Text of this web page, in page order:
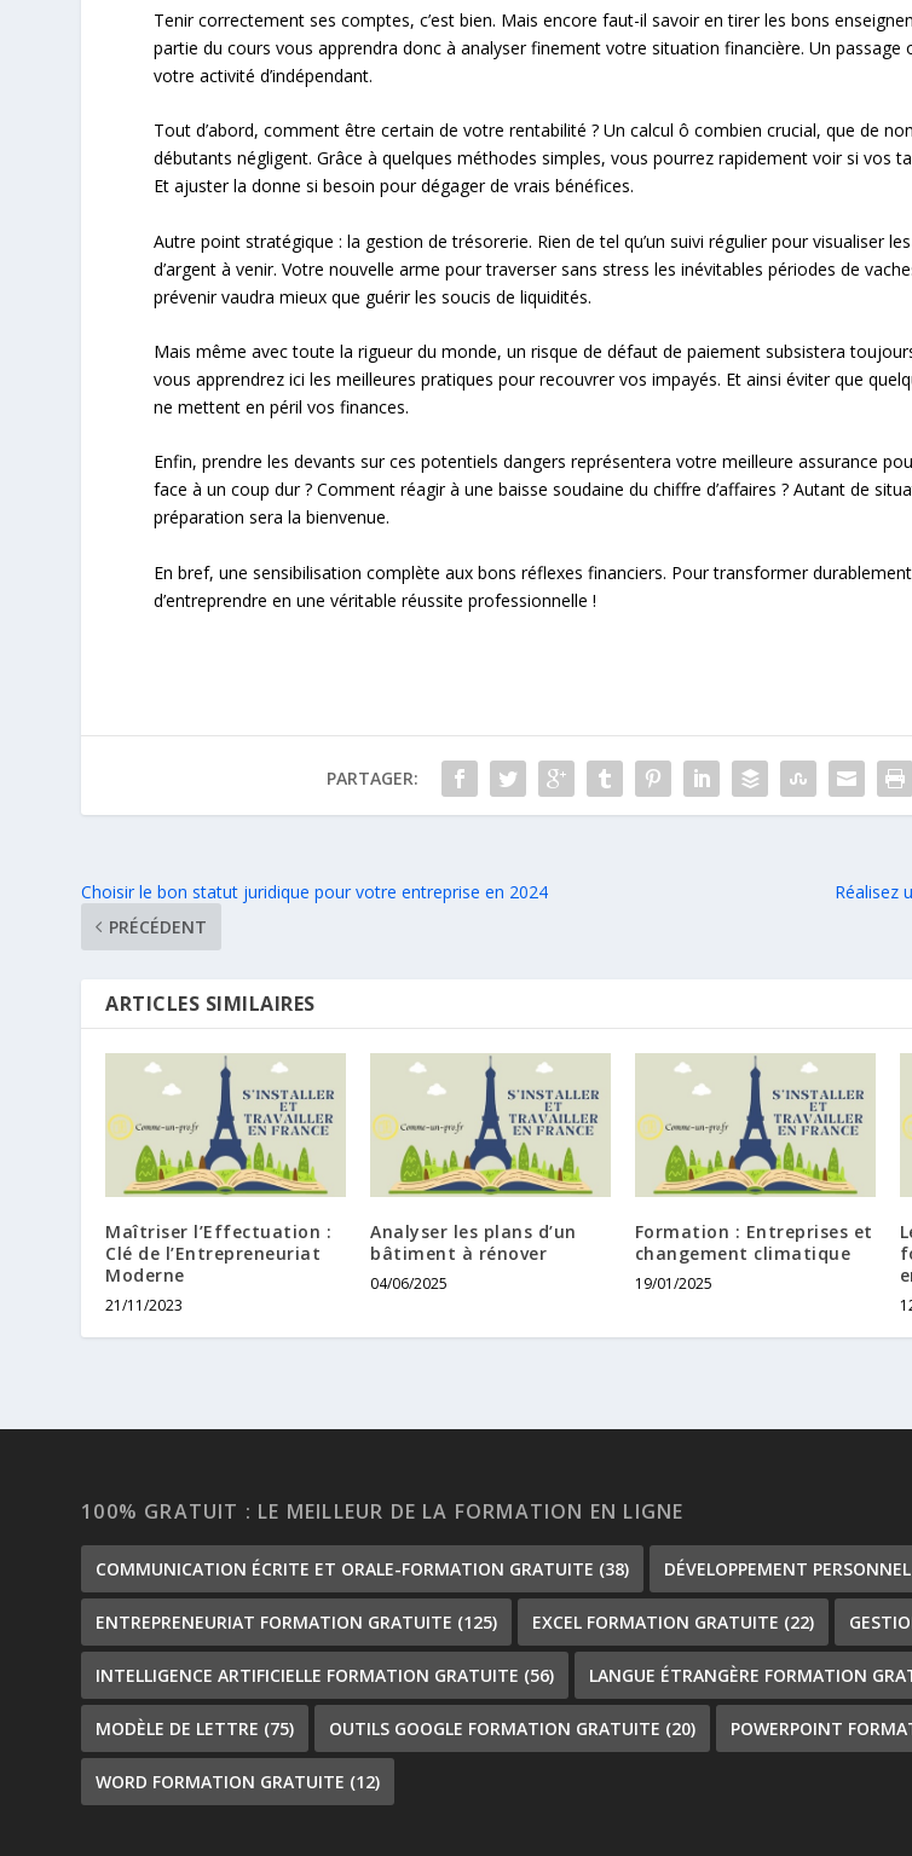
Tenir correctement ses comptes, c’est bien. Mais encore faut-il savoir en tirer les bons
partie du cours vous apprendra donc à analyser finement votre situation financière. Un passage
votre activité d’indépendant.
Tout d’abord, comment être certain de votre rentabilité ? Un calcul ô combien crucial, que de
débutants négligent. Grâce à quelques méthodes simples, vous pourrez rapidement voir si vos
Et ajuster la donne si besoin pour dégager de vrais bénéfices.
Autre point stratégique : la gestion de trésorerie. Rien de tel qu’un suivi régulier pour visualiser
d’argent à venir. Votre nouvelle arme pour traverser sans stress les inévitables périodes de
prévenir vaudra mieux que guérir les soucis de liquidités.
Mais même avec toute la rigueur du monde, un risque de défaut de paiement subsistera
vous apprendrez ici les meilleures pratiques pour recouvrer vos impayés. Et ainsi éviter que
ne mettent en péril vos finances.
Enfin, prendre les devants sur ces potentiels dangers représentera votre meilleure assurance
face à un coup dur ? Comment réagir à une baisse soudaine du chiffre d’affaires ? Autant de
préparation sera la bienvenue.
En bref, une sensibilisation complète aux bons réflexes financiers. Pour transformer
d’entreprendre en une véritable réussite professionnelle !
PARTAGER:
Choisir le bon statut juridique pour votre entreprise en 2024
PRÉCÉDENT
Réalisez
ARTICLES SIMILAIRES
Maîtriser l’Effectuation :
Clé de l’Entrepreneuriat
Moderne
21/11/2023
Analyser les plans d’un
bâtiment à rénover
04/06/2025
Formation : Entreprises et
changement climatique
19/01/2025
100% GRATUIT : LE MEILLEUR DE LA FORMATION EN LIGNE
COMMUNICATION ÉCRITE ET ORALE-FORMATION GRATUITE (38) DÉVELOPPEMENT
ENTREPRENEURIAT FORMATION GRATUITE (125) EXCEL FORMATION GRATUITE (22)
INTELLIGENCE ARTIFICIELLE FORMATION GRATUITE (56) LANGUE ÉTRANGÈRE FORMATION
MODÈLE DE LETTRE (75) OUTILS GOOGLE FORMATION GRATUITE (20) POWERPOINT
WORD FORMATION GRATUITE (12)